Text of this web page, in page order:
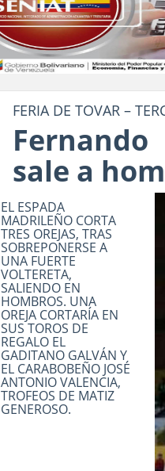
FERIA DE TOVAR –
sale a
EL ESPADA
MADRILEÑO CORTA
TRES OREJAS, TRAS
SOBREPONERSE A
UNA FUERTE
VOLTERETA,
SALIENDO EN
HOMBROS. UNA
OREJA CORTARÍA EN
SUS TOROS DE
REGALO EL
GADITANO GALVÁN Y
EL CARABOBEÑO JOSÉ
ANTONIO VALENCIA,
TROFEOS DE MATIZ
GENEROSO.